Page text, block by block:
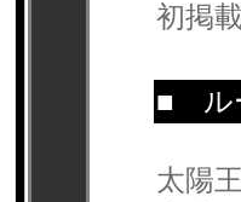
初掲
■ ル
太陽